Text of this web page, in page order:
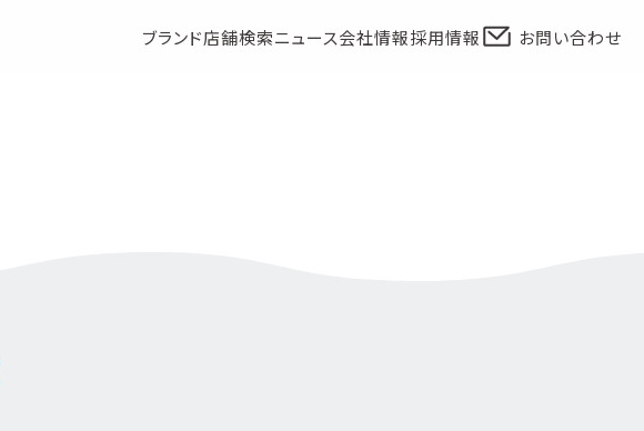
ブランド店舗検索ニュース会社情報採用情報 お問い合わせ